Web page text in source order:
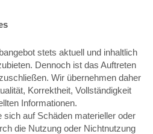
stets aktuell und inhaltlich
Dennoch ist das Auftreten
Wir übernehmen daher
Korrektheit, Vollständigkeit
Informationen.
auf Schäden materieller oder
die Nutzung oder Nichtnutzung